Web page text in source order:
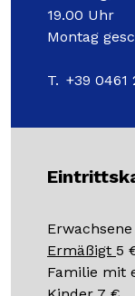
Besuchen Sie
19.00 Uhr
Montag
T. +39 0461
Ermäßigt 5
Familie mit